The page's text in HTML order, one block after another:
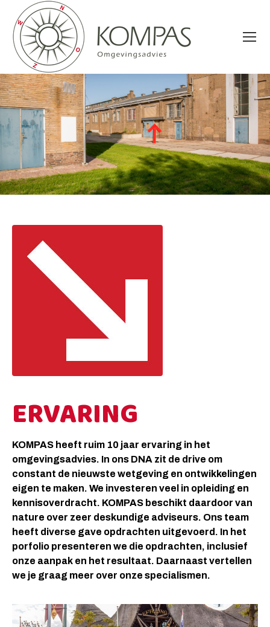
ERVARING
KOMPAS heeft ruim 10 jaar ervaring in het
omgevingsadvies. In ons DNA zit de drive om
constant de nieuwste wetgeving en ontwikkelingen
eigen te maken. We investeren veel in opleiding en
kennisoverdracht. KOMPAS beschikt daardoor van
nature over zeer deskundige adviseurs. Ons team
heeft diverse gave opdrachten uitgevoerd. In het
porfolio presenteren we die opdrachten, inclusief
onze aanpak en het resultaat. Daarnaast vertellen
we je graag meer over onze specialismen.